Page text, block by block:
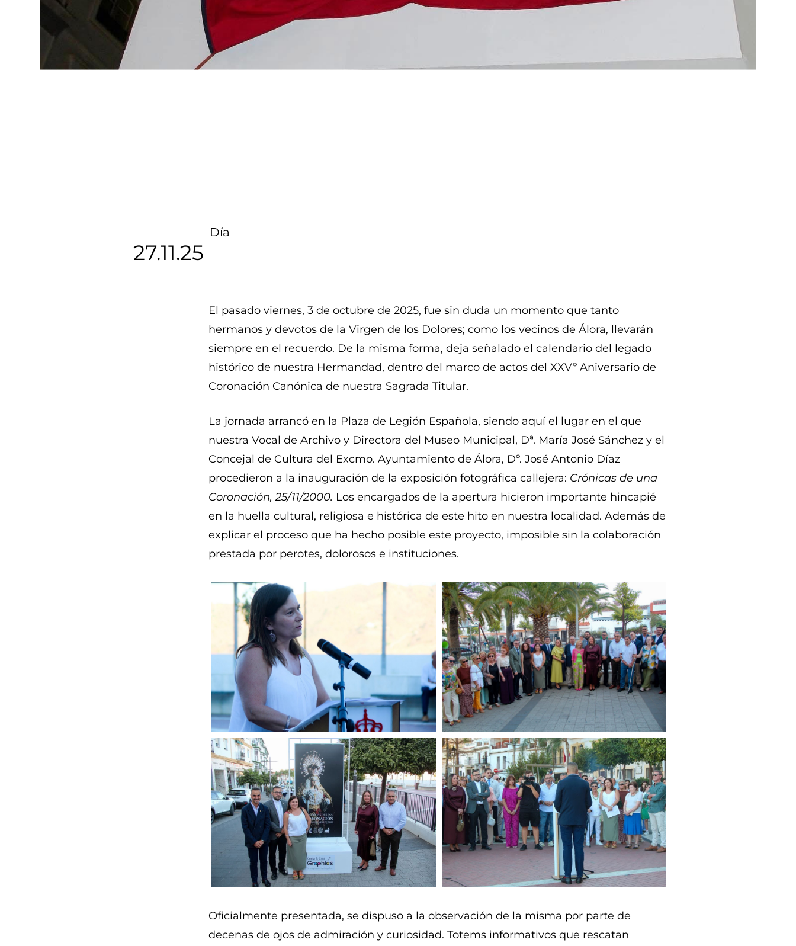
Día
27.11.25
El pasado viernes, 3 de octubre de 2025, fue sin duda un momento que tanto
hermanos y devotos de la Virgen de los Dolores; como los vecinos de Álora, llevarán
siempre en el recuerdo. De la misma forma, deja señalado el calendario del legado
histórico de nuestra Hermandad, dentro del marco de actos del XXVº Aniversario de
Coronación Canónica de nuestra Sagrada Titular.
La jornada arrancó en la Plaza de Legión Española, siendo aquí el lugar en el que
nuestra Vocal de Archivo y Directora del Museo Municipal, Dª. María José Sánchez y el
Concejal de Cultura del Excmo. Ayuntamiento de Álora, Dº. José Antonio Díaz
procedieron a la inauguración de la exposición fotográfica callejera: Crónicas de una
Coronación, 25/11/2000. Los encargados de la apertura hicieron importante hincapié
en la huella cultural, religiosa e histórica de este hito en nuestra localidad. Además de
explicar el proceso que ha hecho posible este proyecto, imposible sin la colaboración
prestada por perotes, dolorosos e instituciones.
Oficialmente presentada, se dispuso a la observación de la misma por parte de
decenas de ojos de admiración y curiosidad. Totems informativos que rescatan